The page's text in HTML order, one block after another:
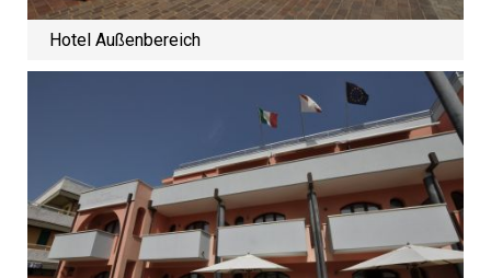
Hotel Außenbereich